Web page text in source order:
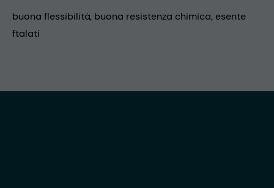
buona flessibilità, buona resistenza chimica, esente
ftalati